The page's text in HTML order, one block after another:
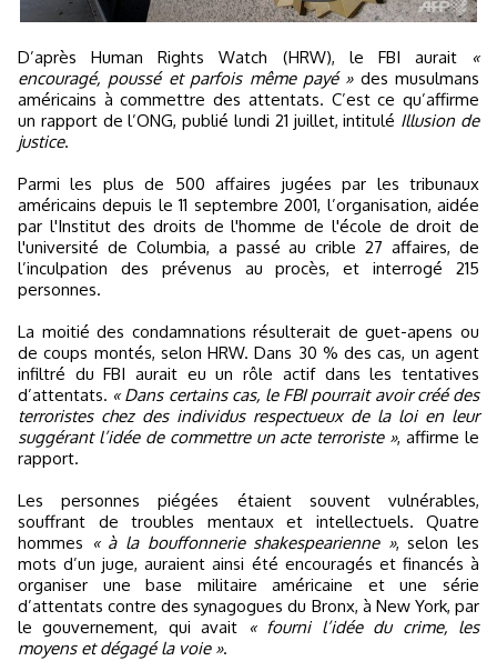
D’après Human Rights Watch (HRW), le FBI aurait
«
encouragé, poussé et parfois même payé »des musulmans
américains à commettre des attentats. C’est ce qu’affirme
un rapport de l’ONG, publié lundi 21 juillet, intitulé Illusion de
justice.
Parmi les plus de 500 affaires jugées par les tribunaux
américains depuis le 11 septembre 2001, l’organisation, aidée
par l'Institut des droits de l'homme de l'école de droit de
l'université de Columbia, a passé au crible 27 affaires, de
l’inculpation des prévenus au procès, et interrogé 215
personnes.
La moitié des condamnations résulterait de guet-apens ou
de coups montés, selon HRW. Dans 30 % des cas, un agent
infiltré du FBI aurait eu un rôle actif dans les tentatives
d’attentats. « Dans certains cas, le FBI pourrait avoir créé des
terroristes chez des individus respectueux de la loi en leur
suggérant l’idée de commettre un acte terroriste », affirme le
rapport.
Les personnes piégées étaient souvent vulnérables,
souffrant de troubles mentaux et intellectuels. Quatre
hommes « à la bouffonnerie shakespearienne », selon les
mots d’un juge, auraient ainsi été encouragés et financés à
organiser une base militaire américaine et une série
d’attentats contre des synagogues du Bronx, à New York, par
le gouvernement, qui avait
« fourni l’idée du crime, les
moyens et dégagé la voie ».